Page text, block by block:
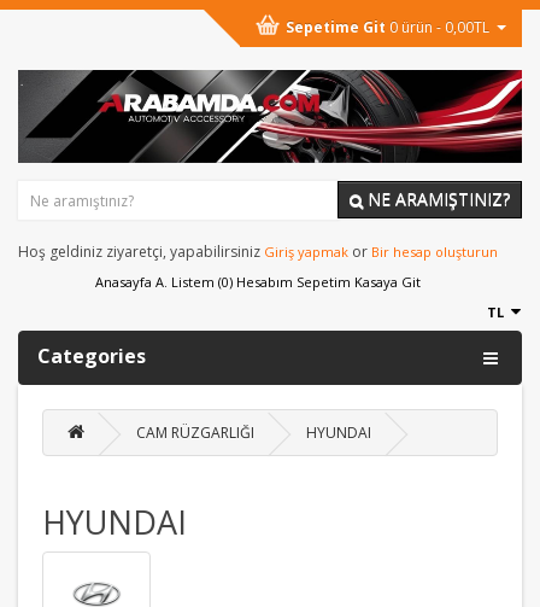
Sepetime Git 0 ürün - 0,00TL
NE ARAMIŞTINIZ?
Hoş geldiniz ziyaretçi, yapabilirsiniz Giriş yapmak or Bir hesap oluşturun
Anasayfa A. Listem (0) Hesabım Sepetim Kasaya Git
TL
Categories
CAM RÜZGARLIĞI HYUNDAI
HYUNDAI